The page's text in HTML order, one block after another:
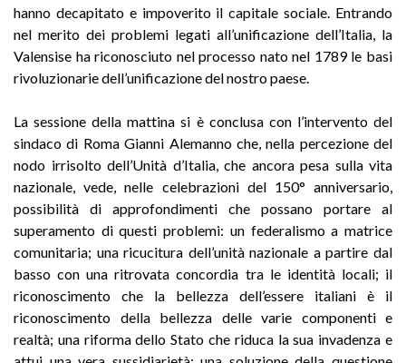
hanno decapitato e impoverito il capitale sociale. Entrando
nel merito dei problemi legati all’unificazione dell’Italia, la
Valensise ha riconosciuto nel processo nato nel 1789 le basi
rivoluzionarie dell’unificazione del nostro paese.
La sessione della mattina si è conclusa con l’intervento del
sindaco di Roma Gianni Alemanno che, nella percezione del
nodo irrisolto dell’Unità d’Italia, che ancora pesa sulla vita
nazionale, vede, nelle celebrazioni del 150° anniversario,
possibilità di approfondimenti che possano portare al
superamento di questi problemi: un federalismo a matrice
comunitaria; una ricucitura dell’unità nazionale a partire dal
basso con una ritrovata concordia tra le identità locali; il
riconoscimento che la bellezza dell’essere italiani è il
riconoscimento della bellezza delle varie componenti e
realtà; una riforma dello Stato che riduca la sua invadenza e